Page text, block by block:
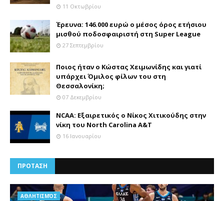
11 Οκτωβρίου
Έρευνα: 146.000 ευρώ ο μέσος όρος ετήσιου
μισθού ποδοσφαιριστή στη Super League
27 Σεπτεμβρίου
Ποιος ήταν ο Κώστας Χειμωνίδης και γιατί
υπάρχει Όμιλος φίλων του στη
Θεσσαλονίκη;
07 Δεκεμβρίου
NCAA: Εξαιρετικός ο Νίκος Χιτικούδης στην
νίκη του North Carolina A&Τ
16 Ιανουαρίου
ΠΡΟΤΑΣΗ
AΘΛΗΤΙΣΜΌΣ